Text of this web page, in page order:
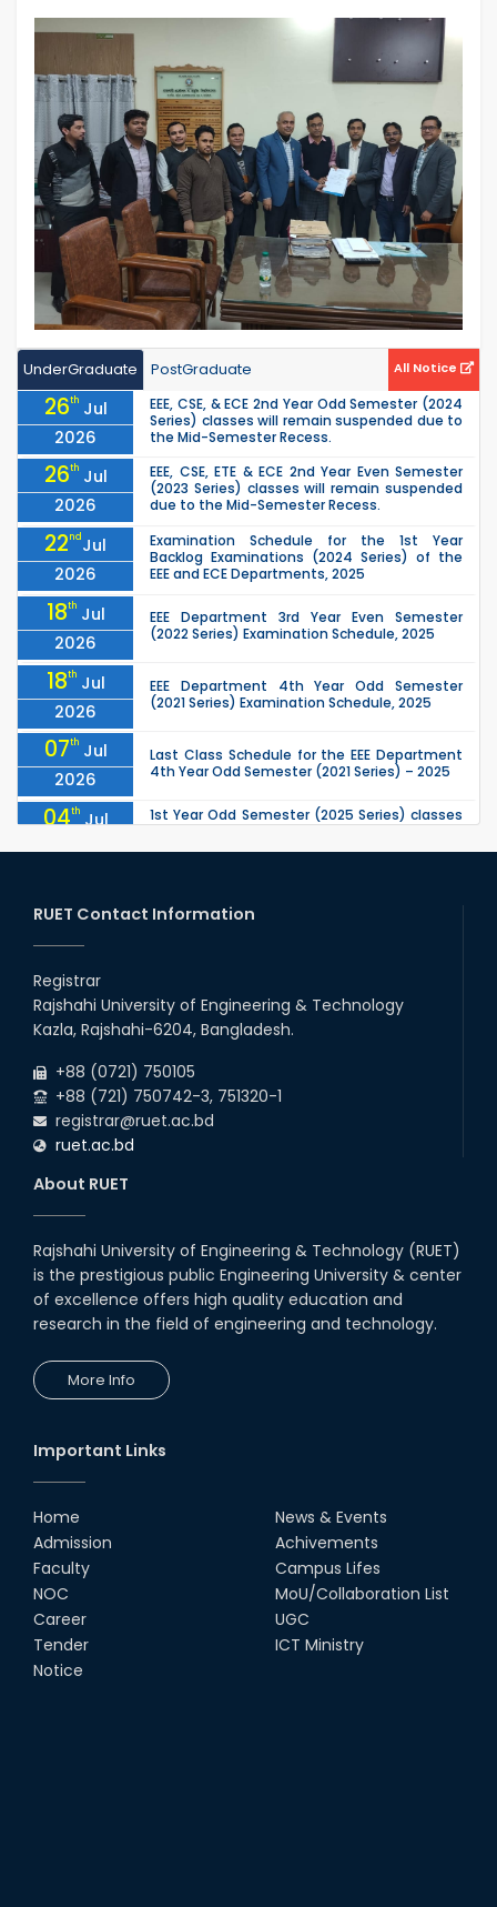
UnderGraduate PostGraduate All Notice
26th Jul
2026
EEE, CSE, & ECE 2nd Year Odd Semester (2024
Series) classes will remain suspended due to
the Mid-Semester Recess.
26th Jul
2026
EEE, CSE, ETE & ECE 2nd Year Even Semester
(2023 Series) classes will remain suspended
due to the Mid-Semester Recess.
22nd Jul
2026
Examination Schedule for the 1st Year
Backlog Examinations (2024 Series) of the
EEE and ECE Departments, 2025
18th Jul
2026
EEE Department 3rd Year Even Semester
(2022 Series) Examination Schedule, 2025
18th Jul
2026
EEE Department 4th Year Odd Semester
(2021 Series) Examination Schedule, 2025
07th Jul
2026
Last Class Schedule for the EEE Department
4th Year Odd Semester (2021 Series) – 2025
04th Jul
2026
1st Year Odd Semester (2025 Series) classes
of the EEE, CSE, ETE & ECE Departments will
remain closed due to the Mid-Sem...
2026
Departments, 2026
13th
2026
09
Jun
Examination Schedule for the 3rd Year Odd
Semester of the EEE Department (2022
RUET Contact Information
Registrar
Rajshahi University of Engineering & Technology
Kazla, Rajshahi-6204, Bangladesh.
+88 (0721) 750105
+88 (721) 750742-3, 751320-1
registrar@ruet.ac.bd
ruet.ac.bd
About RUET
Rajshahi University of Engineering & Technology (RUET)
is the prestigious public Engineering University & center
of excellence offers high quality education and
research in the field of engineering and technology.
More Info
Important Links
Home
Admission
Faculty
NOC
Career
Tender
Notice
News & Events
Achivements
Campus Lifes
MoU/Collaboration List
UGC
ICT Ministry